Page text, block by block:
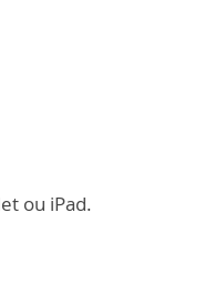
ou iPad.